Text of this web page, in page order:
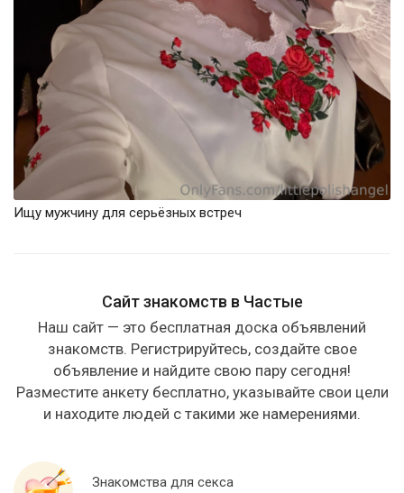
Ищу мужчину для серьёзных встреч
Сайт знакомств в Частые
Наш сайт — это бесплатная доска объявлений
знакомств. Регистрируйтесь, создайте свое
объявление и найдите свою пару сегодня!
Разместите анкету бесплатно, указывайте свои цели
и находите людей с такими же намерениями.
Знакомства для секса